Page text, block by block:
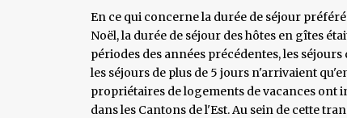
En ce qui concerne la durée de séjour
Noël, la durée de séjour des hôtes en gîtes
périodes des années précédentes, les
les séjours de plus de 5 jours n'arrivaient
propriétaires de logements de vacances ont
dans les Cantons de l'Est. Au sein de cette